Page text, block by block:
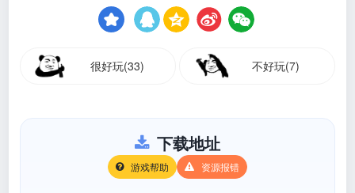
很好玩(33) 不好玩(7)
下载地址
游戏帮助 资源报错